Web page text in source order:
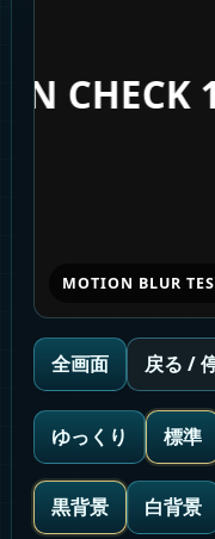
MOTION BLUR
全画面 戻る /
ゆっくり 標準
黒背景 白背景